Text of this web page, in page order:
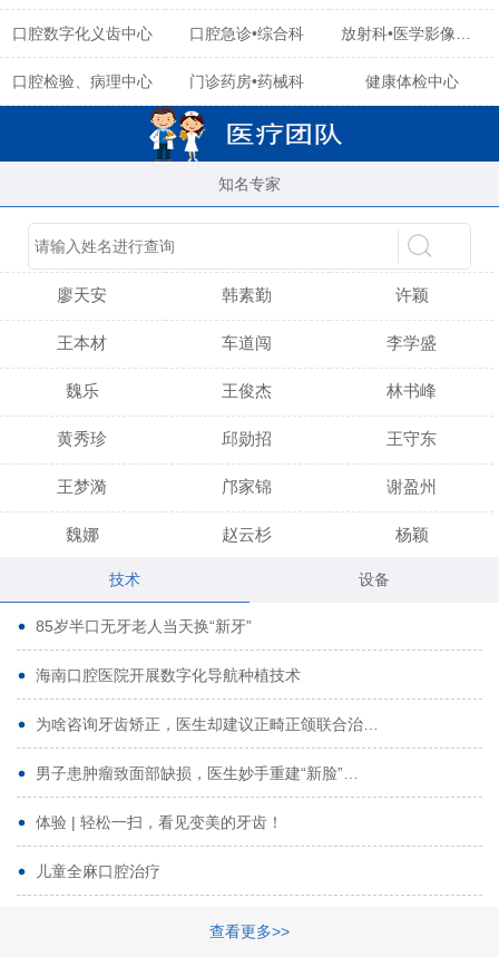
口腔数字化义齿中心 口腔急诊•综合科
口腔检验、病理中心 门诊药房•药械科 健康体检中心
知名专家
陈育玲 吴晓桃
廖天安 韩素勤 许颖
王本材 车道闯 李学盛
魏乐 王俊杰 林书峰
黄秀珍 邱勋招 王守东
王梦漪 邝家锦 谢盈州
魏娜 赵云杉 杨颖
黄启龙
代艳虹 林芳诚
曹香林 姜炳华
姚宗将 梁春晓
林夏羽 颜晶
路娜 商晔
周碧玲
技术 设备
85岁半口无牙老人当天换“新牙”
海南口腔医院开展数字化导航种植技术
为啥咨询牙齿矫正，医生却建议正畸正颌联合治…
男子患肿瘤致面部缺损，医生妙手重建“新脸”…
体验 | 轻松一扫，看见变美的牙齿！
儿童全麻口腔治疗
查看更多>>